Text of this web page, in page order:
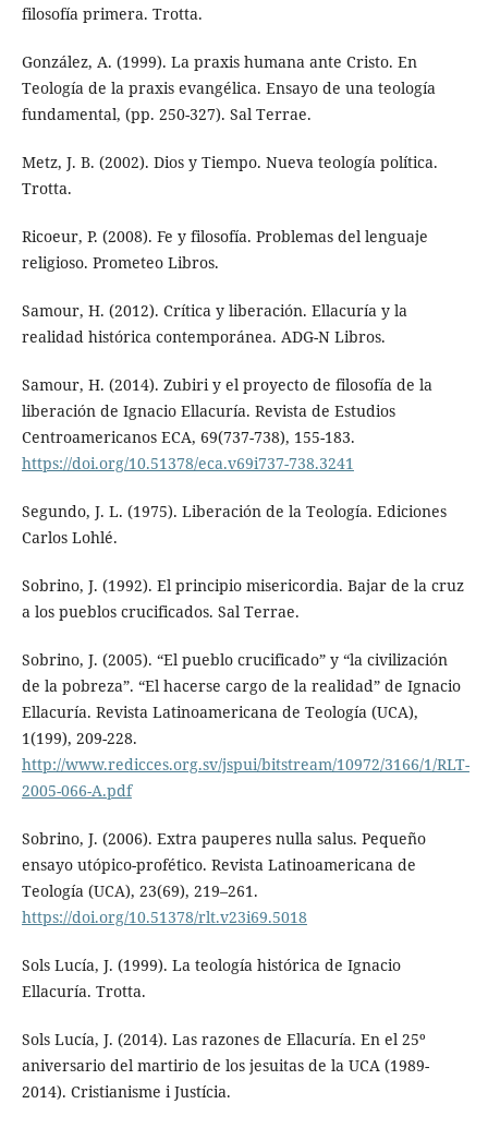
filosofía primera. Trotta.
González, A. (1999). La praxis humana ante Cristo. En
Teología de la praxis evangélica. Ensayo de una teología
fundamental, (pp. 250-327). Sal Terrae.
Metz, J. B. (2002). Dios y Tiempo. Nueva teología política.
Trotta.
Ricoeur, P. (2008). Fe y filosofía. Problemas del lenguaje
religioso. Prometeo Libros.
Samour, H. (2012). Crítica y liberación. Ellacuría y la
realidad histórica contemporánea. ADG-N Libros.
Samour, H. (2014). Zubiri y el proyecto de filosofía de la
liberación de Ignacio Ellacuría. Revista de Estudios
Centroamericanos ECA, 69(737-738), 155-183.
https://doi.org/10.51378/eca.v69i737-738.3241
Segundo, J. L. (1975). Liberación de la Teología. Ediciones
Carlos Lohlé.
Sobrino, J. (1992). El principio misericordia. Bajar de la cruz
a los pueblos crucificados. Sal Terrae.
Sobrino, J. (2005). “El pueblo crucificado” y “la civilización
de la pobreza”. “El hacerse cargo de la realidad” de Ignacio
Ellacuría. Revista Latinoamericana de Teología (UCA),
1(199), 209-228.
http://www.redicces.org.sv/jspui/bitstream/10972/3166/1/RLT-
2005-066-A.pdf
Sobrino, J. (2006). Extra pauperes nulla salus. Pequeño
ensayo utópico-profético. Revista Latinoamericana de
Teología (UCA), 23(69), 219–261.
https://doi.org/10.51378/rlt.v23i69.5018
Sols Lucía, J. (1999). La teología histórica de Ignacio
Ellacuría. Trotta.
Sols Lucía, J. (2014). Las razones de Ellacuría. En el 25º
aniversario del martirio de los jesuitas de la UCA (1989-
2014). Cristianisme i Justícia.